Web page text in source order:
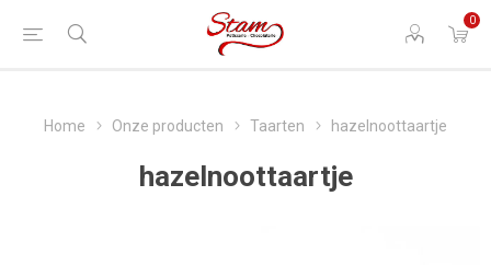
0
Home Onze producten Taarten hazelnoottaartje
hazelnoottaartje